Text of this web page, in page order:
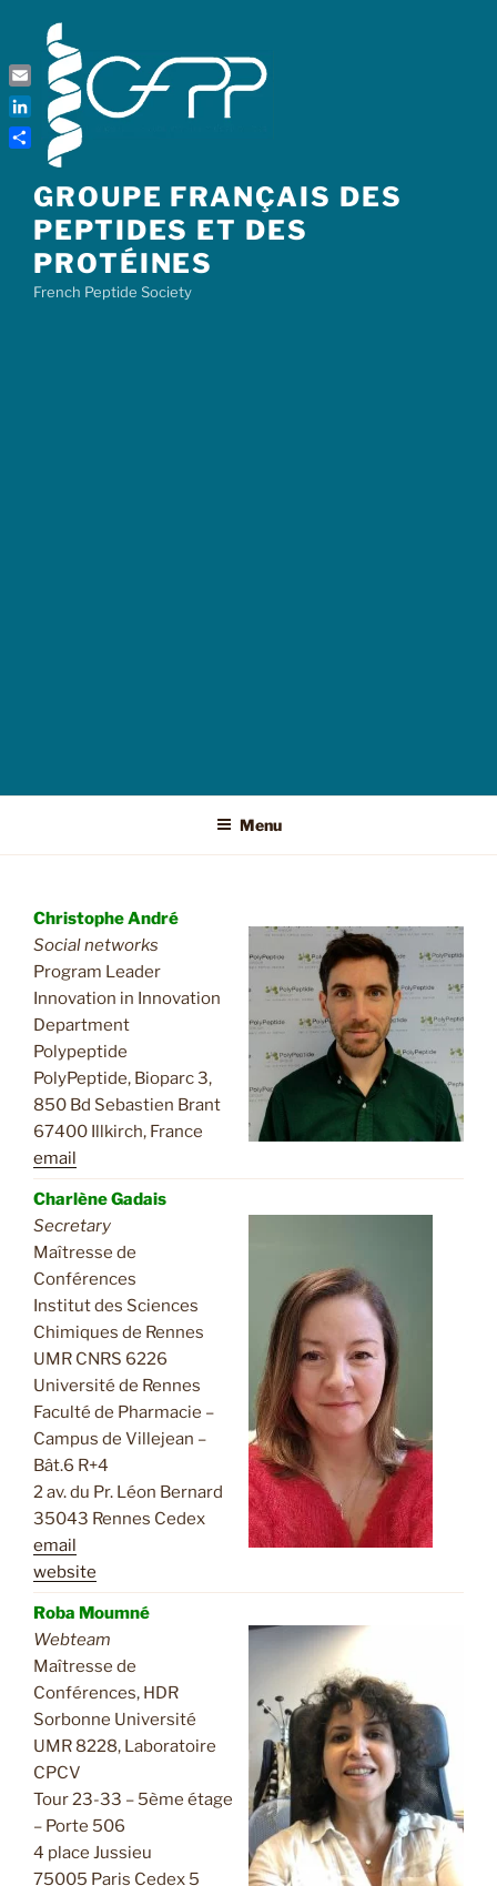
content
GROUPE FRANÇAIS DES
PEPTIDES ET DES
PROTÉINES
French Peptide Society
Menu
Christophe André
Social networks
Program Leader
Innovation in Innovation
Department
Polypeptide
PolyPeptide, Bioparc 3,
850 Bd Sebastien Brant
67400 Illkirch, France
email
Charlène Gadais
Secretary
Maîtresse de
Conférences
Institut des Sciences
Chimiques de Rennes
UMR CNRS 6226
Université de Rennes
Faculté de Pharmacie –
Campus de Villejean –
Bât.6 R+4
2 av. du Pr. Léon Bernard
35043 Rennes Cedex
email
website
Roba Moumné
Webteam
Maîtresse de
Conférences, HDR
Sorbonne Université
UMR 8228, Laboratoire
CPCV
Tour 23-33 – 5ème étage
– Porte 506
4 place Jussieu
75005 Paris Cedex 5
Email
LinkedIn
Share